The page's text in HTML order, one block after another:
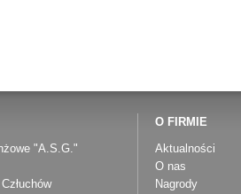
"A.S.G."
O FIRMIE
Aktualności
O nas
Nagrody